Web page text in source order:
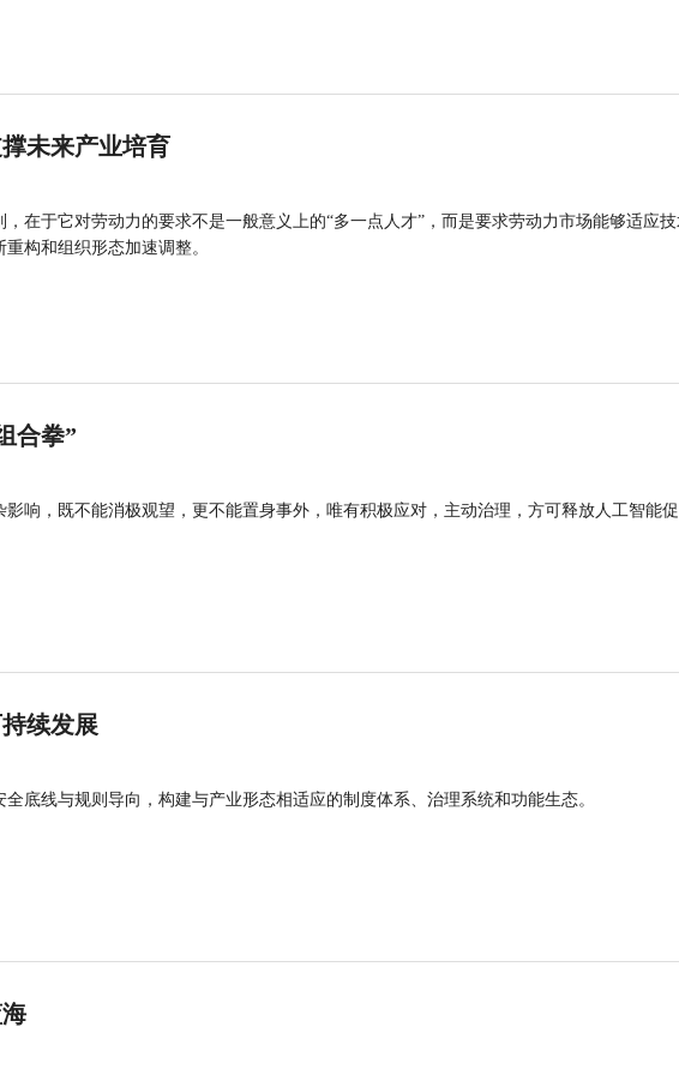
未来产业培育
在于它对劳动力的要求不是一般意义上的“多一点人才”，而是要求劳动力市场能够适应
构和组织形态加速调整。
合拳”
响，既不能消极观望，更不能置身事外，唯有积极应对，主动治理，方可释放人工智能
续发展
底线与规则导向，构建与产业形态相适应的制度体系、治理系统和功能生态。